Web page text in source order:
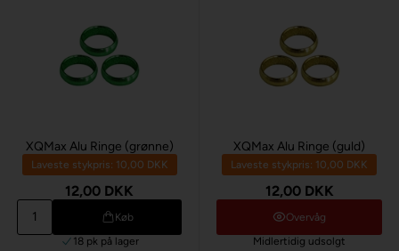
XQMax Alu Ringe (grønne)
Laveste stykpris: 10,00 DKK
12,00 DKK
Køb
18 pk på lager
XQMax Alu Ringe (guld)
Laveste stykpris: 10,00 DKK
12,00 DKK
Overvåg
Midlertidig udsolgt